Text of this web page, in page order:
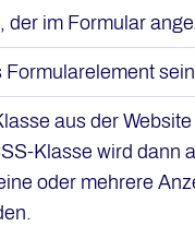
der im Formular
Formularelement
aus der
Klasse wird dann
oder mehrere